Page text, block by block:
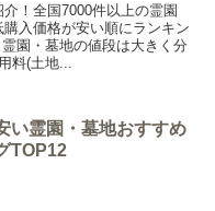
！全国7000件以上の霊園
入価格が安い順にランキン
園・墓地の値段は大きく分
料(土地...
い霊園・墓地おすすめ
TOP12